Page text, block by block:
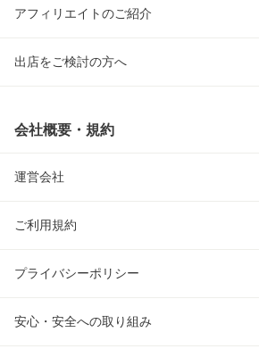
アフィリエイトのご紹介
出店をご検討の方へ
会社概要・規約
運営会社
ご利用規約
プライバシーポリシー
安心・安全への取り組み